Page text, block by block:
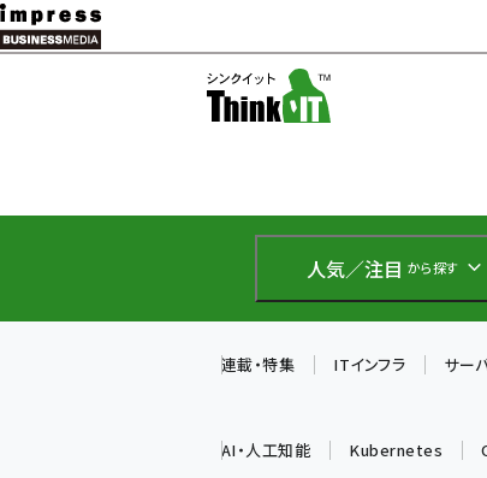
メ
イ
テ
に
人気／注目 から探す
連載・特集 ITインフラ サー
AI・人工知能 Kubernetes